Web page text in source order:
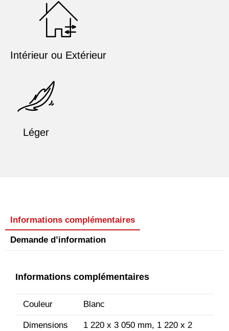
Intérieur ou Extérieur
Léger
Informations complémentaires
Demande d’information
Informations complémentaires
Couleur Blanc
Dimensions
1 220 x 3 050 mm, 1 220 x 2